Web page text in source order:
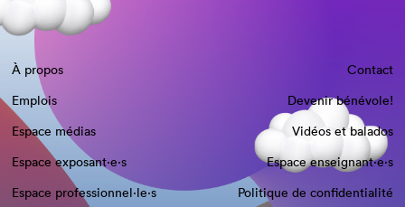
À propos
Contact
Emplois
Devenir bénévole!
Espace médias
Vidéos et balados
Espace exposant·e⋅s
Espace enseignant·e⋅s
Espace professionnel·le⋅s
Politique de confidentialité